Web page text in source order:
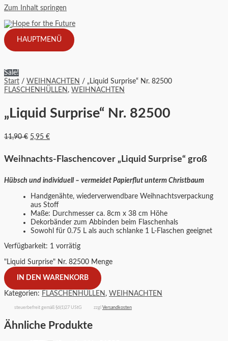
Zum Inhalt springen
HAUPTMENÜ
Sale!
Start / WEIHNACHTEN / „Liquid Surprise“ Nr. 82500
FLASCHENHÜLLEN , WEIHNACHTEN
„Liquid Surprise“ Nr. 82500
11,90€ 5,95 €
Weihnachts-Flaschencover „Liquid Surprise“ groß
Hübsch und individuell – vermeidet Papierflut unterm Christbaum
Handgenähte, wiederverwendbare Weihnachtsverpackung
aus Stoff
Maße: Durchmesser ca. 8cm x 38 cm Höhe
Dekorbänder zum Abbinden beim Flaschenhals
Sowohl für 0.75 L als auch schlanke 1 L-Flaschen geeignet
Verfügbarkeit: 1 vorrätig
"Liquid Surprise" Nr. 82500 Menge
IN DEN WARENKORB
Kategorien: FLASCHENHÜLLEN , WEIHNACHTEN
steuerbefreit gemäß §6(1)27 UStG zzgl Versandkosten
Ähnliche Produkte